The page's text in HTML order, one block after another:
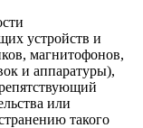
устройств и
магнитофонов,
и аппаратуры),
или
такого